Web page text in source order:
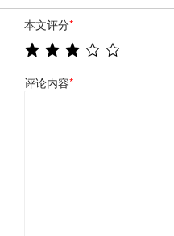
本文评分*
评论内容*